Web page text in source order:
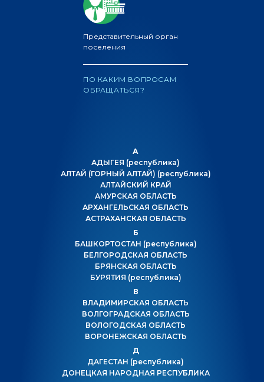
Представительный орган
поселения
ПО КАКИМ ВОПРОСАМ
ОБРАЩАТЬСЯ?
А
АДЫГЕЯ (республика)
АЛТАЙ (ГОРНЫЙ АЛТАЙ) (республика)
АЛТАЙСКИЙ КРАЙ
АМУРСКАЯ ОБЛАСТЬ
АРХАНГЕЛЬСКАЯ ОБЛАСТЬ
АСТРАХАНСКАЯ ОБЛАСТЬ
Б
БАШКОРТОСТАН (республика)
БЕЛГОРОДСКАЯ ОБЛАСТЬ
БРЯНСКАЯ ОБЛАСТЬ
БУРЯТИЯ (республика)
В
ВЛАДИМИРСКАЯ ОБЛАСТЬ
ВОЛГОГРАДСКАЯ ОБЛАСТЬ
ВОЛОГОДСКАЯ ОБЛАСТЬ
ВОРОНЕЖСКАЯ ОБЛАСТЬ
Д
ДАГЕСТАН (республика)
ДОНЕЦКАЯ НАРОДНАЯ РЕСПУБЛИКА